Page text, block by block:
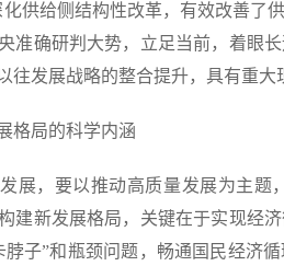
供给侧结构性改革，有效改善了
准确研判大势，立足当前，着眼
往发展战略的整合提升，具有重大
格局的科学内涵
展，要以推动高质量发展为主
建新发展格局，关键在于实现经
子”和瓶颈问题，畅通国民经济